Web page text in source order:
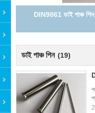
ASP23 D2 মেটাল
ডাই পাঞ্চ পিন (19)